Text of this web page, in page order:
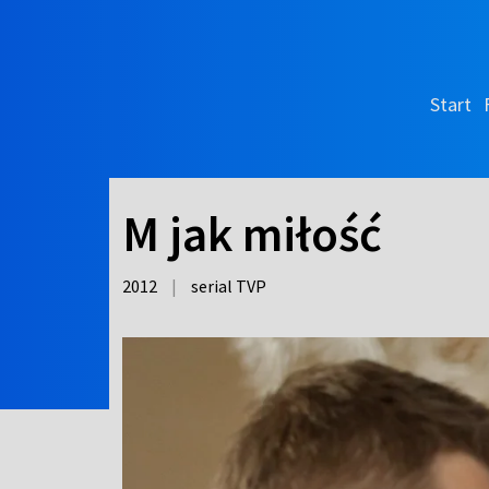
Start
M jak miłość
2012 | serial TVP